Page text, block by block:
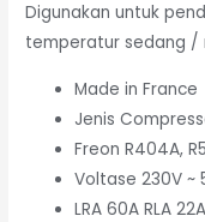
Digunakan untuk
temperatur sedang /
Made in France
Jenis
Freon R404A,
Voltase 230V ~
LRA 60A RLA